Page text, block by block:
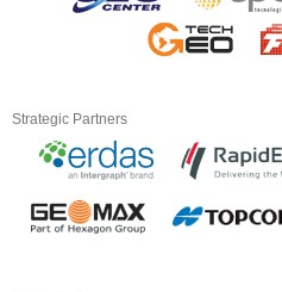
Strategic Partners